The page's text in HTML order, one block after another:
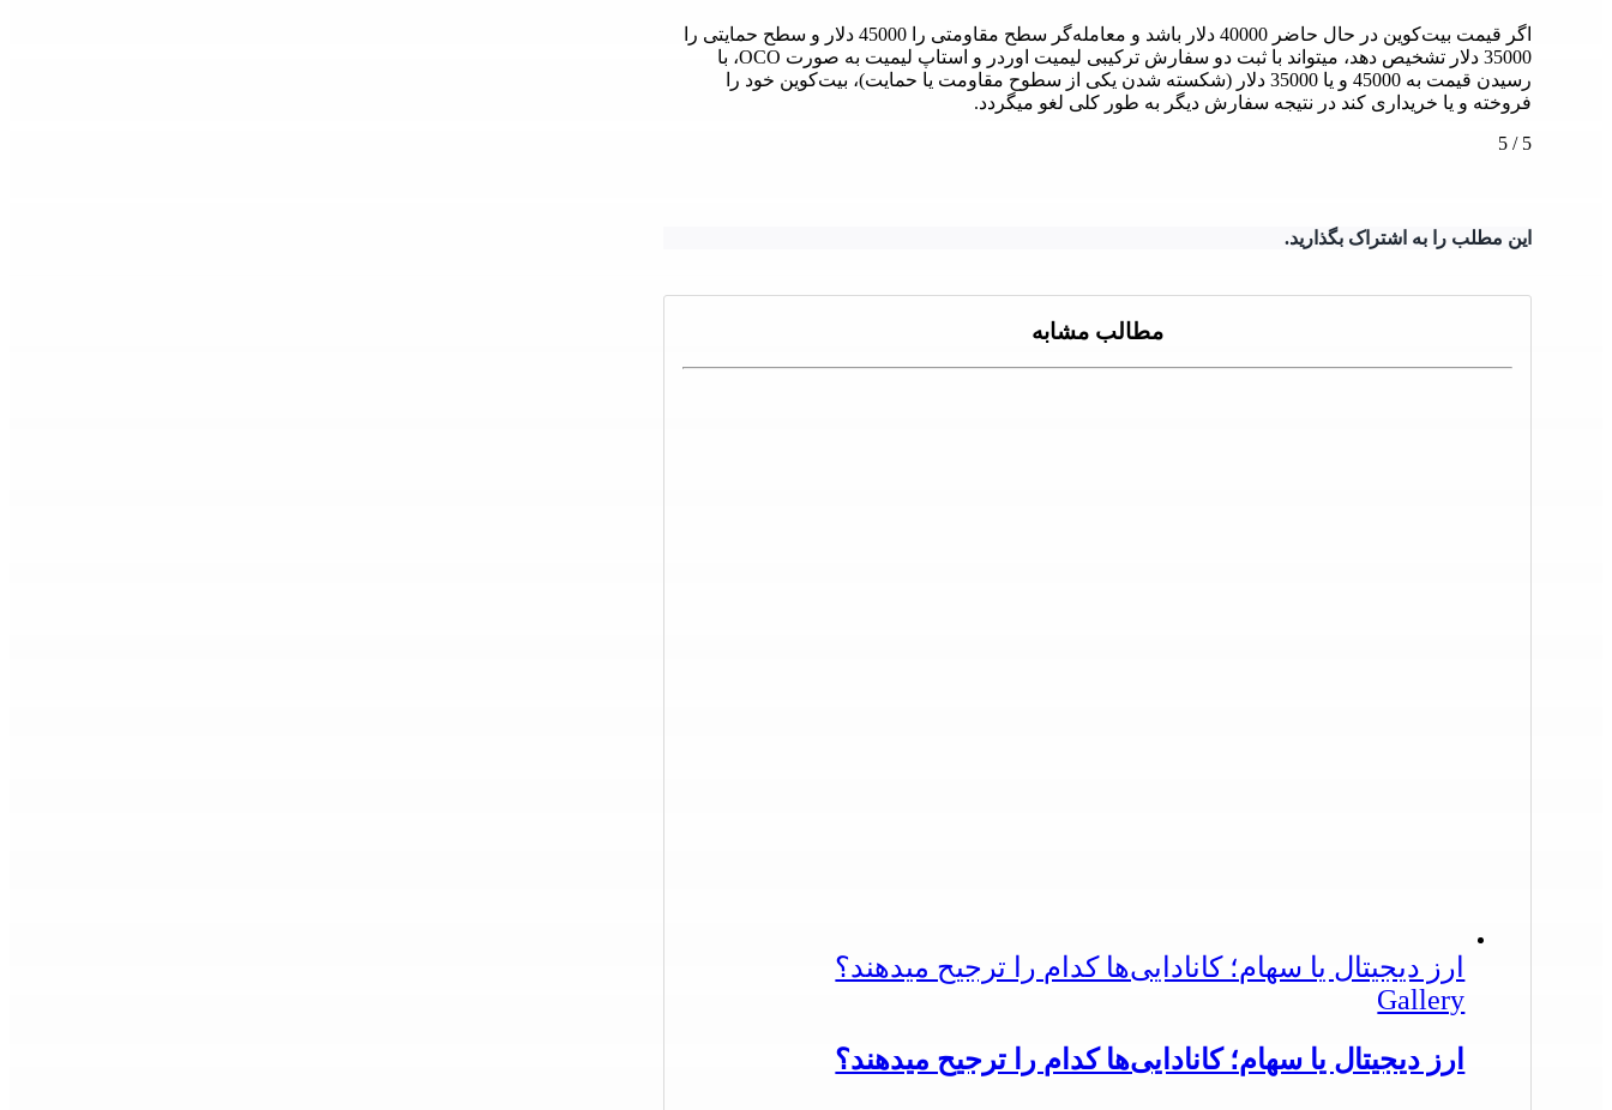
اگر قیمت بیت‌کوین در حال حاضر 40000 دلار باشد و معامله‌گر سطح مقاومتی را 45000 دلار و سطح حمایتی را
35000 دلار تشخیص دهد، میتواند با ثبت دو سفارش ترکیبی لیمیت اوردر و استاپ لیمیت به صورت OCO، با
رسیدن قیمت به 45000 و یا 35000 دلار (شکسته شدن یکی از سطوح مقاومت یا حمایت)، بیت‌کوین خود را
فروخته و یا خریداری کند در نتیجه سفارش دیگر به طور کلی لغو میگردد.
5
/
5
این مطلب را به اشتراک بگذارید.
مطالب مشابه
ارز دیجیتال یا سهام؛ کانادایی‌ها کدام را ترجیح میدهند؟
Gallery
ارز دیجیتال یا سهام؛ کانادایی‌ها کدام را ترجیح میدهند؟